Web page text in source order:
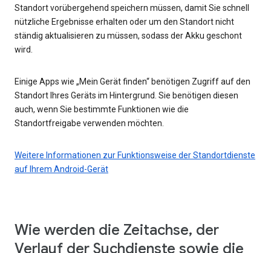
Standort vorübergehend speichern müssen, damit Sie schnell
nützliche Ergebnisse erhalten oder um den Standort nicht
ständig aktualisieren zu müssen, sodass der Akku geschont
wird.
Einige Apps wie „Mein Gerät finden“ benötigen Zugriff auf den
Standort Ihres Geräts im Hintergrund. Sie benötigen diesen
auch, wenn Sie bestimmte Funktionen wie die
Standortfreigabe verwenden möchten.
Weitere Informationen zur Funktionsweise der Standortdienste
auf Ihrem Android-Gerät
Wie werden die Zeitachse, der
Verlauf der Suchdienste sowie die